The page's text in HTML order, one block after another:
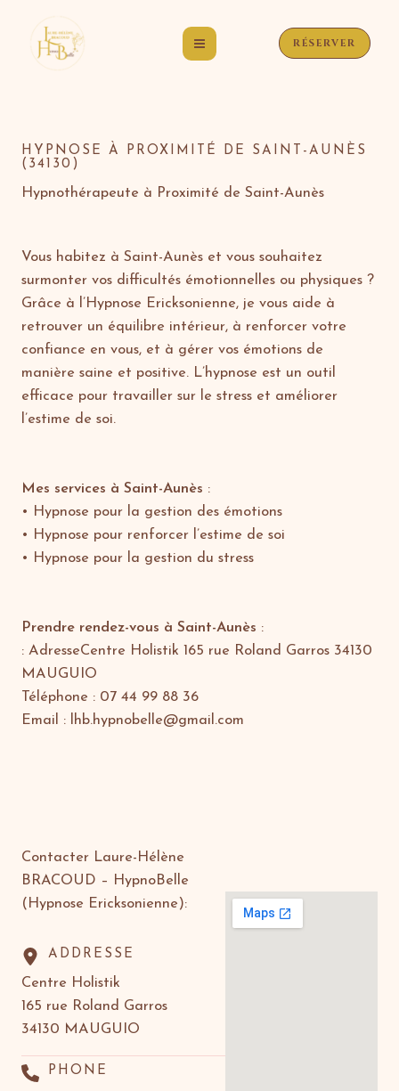
contenu
RÉSERVER
HYPNOSE À PROXIMITÉ DE SAINT-AUNÈS
(34130)
Hypnothérapeute à Proximité de Saint-Aunès
Vous habitez à Saint-Aunès et vous souhaitez
surmonter vos difficultés émotionnelles ou physiques ?
Grâce à l’Hypnose Ericksonienne, je vous aide à
retrouver un équilibre intérieur, à renforcer votre
confiance en vous, et à gérer vos émotions de
manière saine et positive. L’hypnose est un outil
efficace pour travailler sur le stress et améliorer
l’estime de soi.
Mes services à Saint-Aunès :
• Hypnose pour la gestion des émotions
• Hypnose pour renforcer l’estime de soi
• Hypnose pour la gestion du stress
Prendre rendez-vous à Saint-Aunès :
: AdresseCentre Holistik 165 rue Roland Garros 34130
MAUGUIO
Téléphone : 07 44 99 88 36
Email : lhb.hypnobelle@gmail.com
Contacter Laure-Hélène
BRACOUD – HypnoBelle
(Hypnose Ericksonienne):
ADDRESSE
Centre Holistik
165 rue Roland Garros
34130 MAUGUIO
PHONE